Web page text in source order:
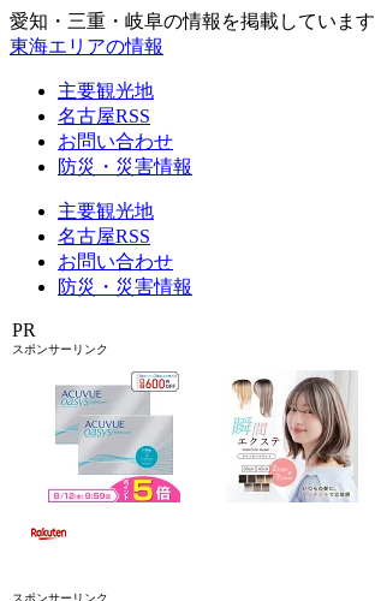
愛知・三重・岐阜の情報を掲載しています
東海エリアの情報
主要観光地
名古屋RSS
お問い合わせ
防災・災害情報
主要観光地
名古屋RSS
お問い合わせ
防災・災害情報
PR
スポンサーリンク
スポンサーリンク